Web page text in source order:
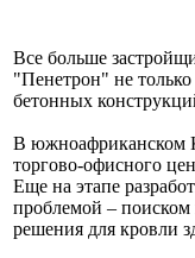
Все больше
"Пенетрон" не
бетонных
В южноафриканском
торгово-офисного
Еще на этапе
проблемой – поиском
решения для кровли